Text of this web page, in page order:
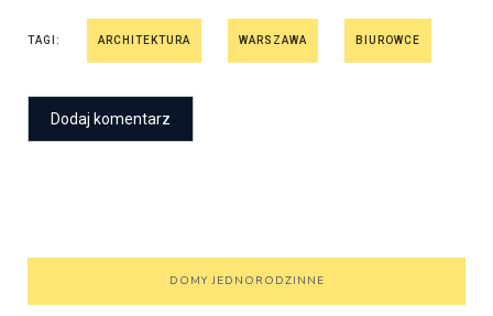
TAGI: ARCHITEKTURA WARSZAWA BIUROWCE
DOMY JEDNORODZINNE